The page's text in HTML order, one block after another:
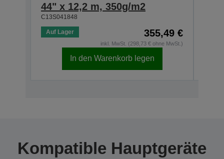
44" x 12,2 m, 350g/m2
C13S041848
Auf Lager 355,49 €
inkl. MwSt. (298,73 € ohne MwSt.)
In den Warenkorb legen
Kompatible Hauptgeräte